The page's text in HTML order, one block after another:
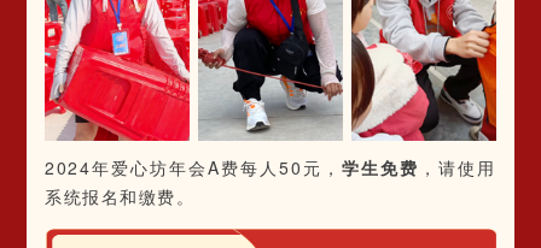
2024年爱心坊年会A费每人50元， 学生免费 ，请使用
系统报名和缴费。